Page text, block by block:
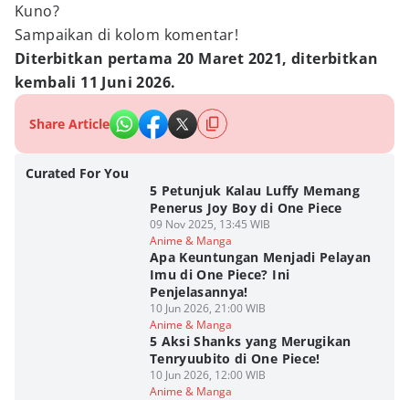
Kuno?
Sampaikan di kolom komentar!
Diterbitkan pertama 20 Maret 2021, diterbitkan
kembali 11 Juni 2026.
Share Article
Curated For You
5 Petunjuk Kalau Luffy Memang
Penerus Joy Boy di One Piece
09 Nov 2025, 13:45 WIB
Anime & Manga
Apa Keuntungan Menjadi Pelayan
Imu di One Piece? Ini
Penjelasannya!
10 Jun 2026, 21:00 WIB
Anime & Manga
5 Aksi Shanks yang Merugikan
Tenryuubito di One Piece!
10 Jun 2026, 12:00 WIB
Anime & Manga